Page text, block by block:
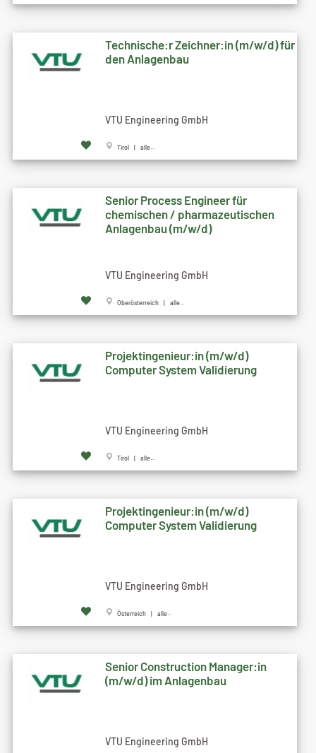
Technische:r Zeichner:in (m/w/d) für
den Anlagenbau
VTU Engineering GmbH
Tirol | alle...
Senior Process Engineer für
chemischen / pharmazeutischen
Anlagenbau (m/w/d)
VTU Engineering GmbH
Oberösterreich | alle...
Projektingenieur:in (m/w/d)
Computer System Validierung
VTU Engineering GmbH
Tirol | alle...
Projektingenieur:in (m/w/d)
Computer System Validierung
VTU Engineering GmbH
Österreich | alle...
Senior Construction Manager:in
(m/w/d) im Anlagenbau
VTU Engineering GmbH